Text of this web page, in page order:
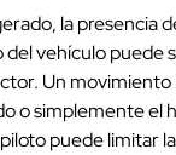
la presencia
vehículo puede
Un movimiento
o simplemente el
puede limitar